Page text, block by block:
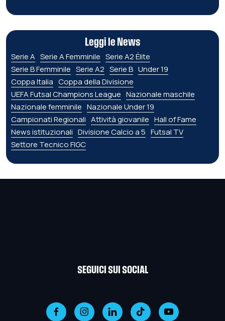
Leggi le News
Serie A Serie A Femminile Serie A2 Élite
Serie B Femminile Serie A2 Serie B Under 19
Coppa Italia Coppa della Divisione
UEFA Futsal Champions League Nazionale maschile
Nazionale femminile Nazionale Under 19
Campionati Regionali Attività giovanile Hall of Fame
News istituzionali Divisione Calcio a 5 Futsal TV
Settore Tecnico FIGC
SEGUICI SUI SOCIAL